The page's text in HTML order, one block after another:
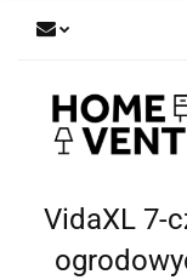
VidaXL 7-